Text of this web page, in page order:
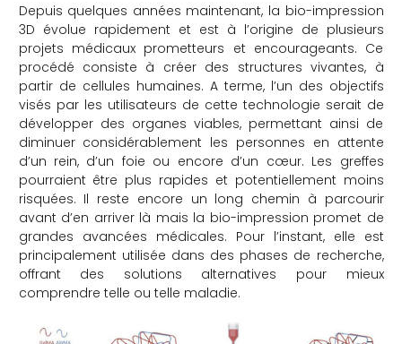
Depuis quelques années maintenant, la bio-impression
3D évolue rapidement et est à l’origine de plusieurs
projets médicaux prometteurs et encourageants. Ce
procédé consiste à créer des structures vivantes, à
partir de cellules humaines. A terme, l’un des objectifs
visés par les utilisateurs de cette technologie serait de
développer des organes viables, permettant ainsi de
diminuer considérablement les personnes en attente
d’un rein, d’un foie ou encore d’un cœur. Les greffes
pourraient être plus rapides et potentiellement moins
risquées. Il reste encore un long chemin à parcourir
avant d’en arriver là mais la bio-impression promet de
grandes avancées médicales. Pour l’instant, elle est
principalement utilisée dans des phases de recherche,
offrant des solutions alternatives pour mieux
comprendre telle ou telle maladie.